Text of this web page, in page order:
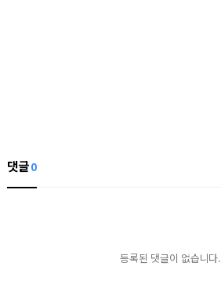
댓글0
등록된 댓글이 없습니다.